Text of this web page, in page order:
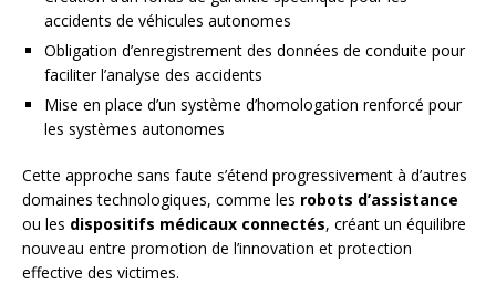
accidents de véhicules autonomes
Obligation d’enregistrement des données de conduite pour
faciliter l’analyse des accidents
Mise en place d’un système d’homologation renforcé pour
les systèmes autonomes
Cette approche sans faute s’étend progressivement à d’autres
domaines technologiques, comme les robots d’assistance
ou les dispositifs médicaux connectés, créant un équilibre
nouveau entre promotion de l’innovation et protection
effective des victimes.